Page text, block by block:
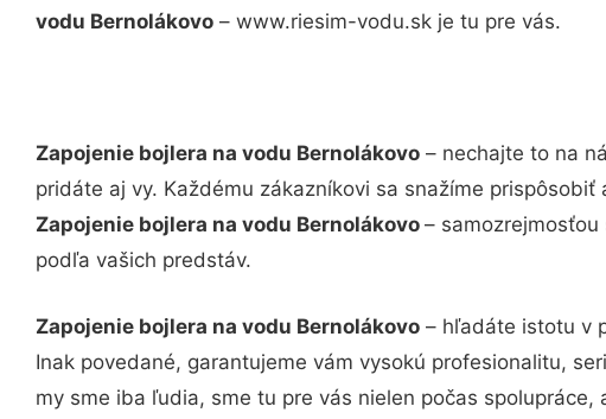
vodu Bernolákovo – www.riesim-vodu.sk je tu pre vás.
Zapojenie bojlera na vodu Bernolákovo – nechajte to na
pridáte aj vy. Každému zákazníkovi sa snažíme
Zapojenie bojlera na vodu Bernolákovo –
podľa vašich predstáv.
Zapojenie bojlera na vodu Bernolákovo – hľadáte istotu v
Inak povedané, garantujeme vám vysokú profesionalitu,
my sme iba ľudia, sme tu pre vás nielen počas